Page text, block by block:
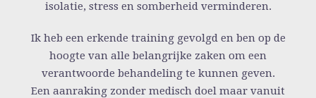
isolatie, stress en somberheid verminderen.
Ik heb een erkende training gevolgd en ben op de
hoogte van alle belangrijke zaken om een
verantwoorde behandeling te kunnen geven.
Een aanraking zonder medisch doel maar vanuit